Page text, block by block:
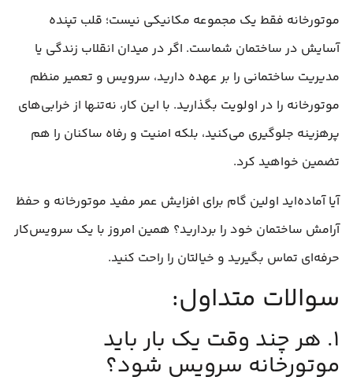
موتورخانه فقط یک مجموعه مکانیکی نیست؛ قلب تپنده
آسایش در ساختمان شماست. اگر در میدان انقلاب زندگی یا
مدیریت ساختمانی را بر عهده دارید، سرویس و تعمیر منظم
موتورخانه را در اولویت بگذارید. با این کار، نه‌تنها از خرابی‌های
پرهزینه جلوگیری می‌کنید، بلکه امنیت و رفاه ساکنان را هم
تضمین خواهید کرد.
آیا آماده‌اید اولین گام برای افزایش عمر مفید موتورخانه و حفظ
آرامش ساختمان خود را بردارید؟ همین امروز با یک سرویس‌کار
حرفه‌ای تماس بگیرید و خیالتان را راحت کنید.
سوالات متداول:
۱. هر چند وقت یک بار باید
موتورخانه سرویس شود؟